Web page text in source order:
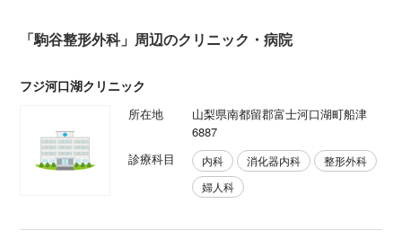
「駒谷整形外科」周辺のクリニック・病院
フジ河口湖クリニック
所在地
山梨県南都留郡富士河口湖町船津
6887
診療科目
内科 消化器内科
整形外科
婦人科